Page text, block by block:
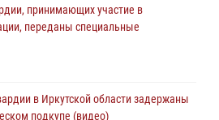
принимающих участие в
переданы специальные
в Иркутской области задержаны
подкупе (видео)